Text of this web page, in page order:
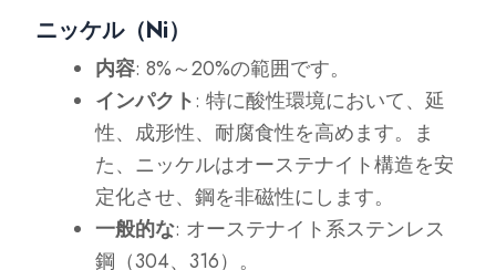
ニッケル（Ni）
内容: 8%～20%の範囲です。
インパクト: 特に酸性環境において、延
性、成形性、耐腐食性を高めます。ま
た、ニッケルはオーステナイト構造を安
定化させ、鋼を非磁性にします。
一般的な: オーステナイト系ステンレス
鋼（304、316）。